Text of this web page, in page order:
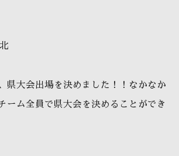
県大会出場を決めました！！なかなか
ーム全員で県大会を決めることができ